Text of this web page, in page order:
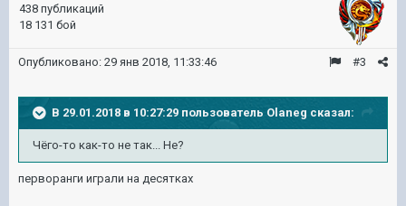
438 публикаций
18 131 бой
#3
Опубликовано: 29 янв 2018, 11:33:46
В 29.01.2018 в 10:27:29 пользователь Olaneg сказал:
Чёго-то как-то не так... Не?
перворанги играли на десятках